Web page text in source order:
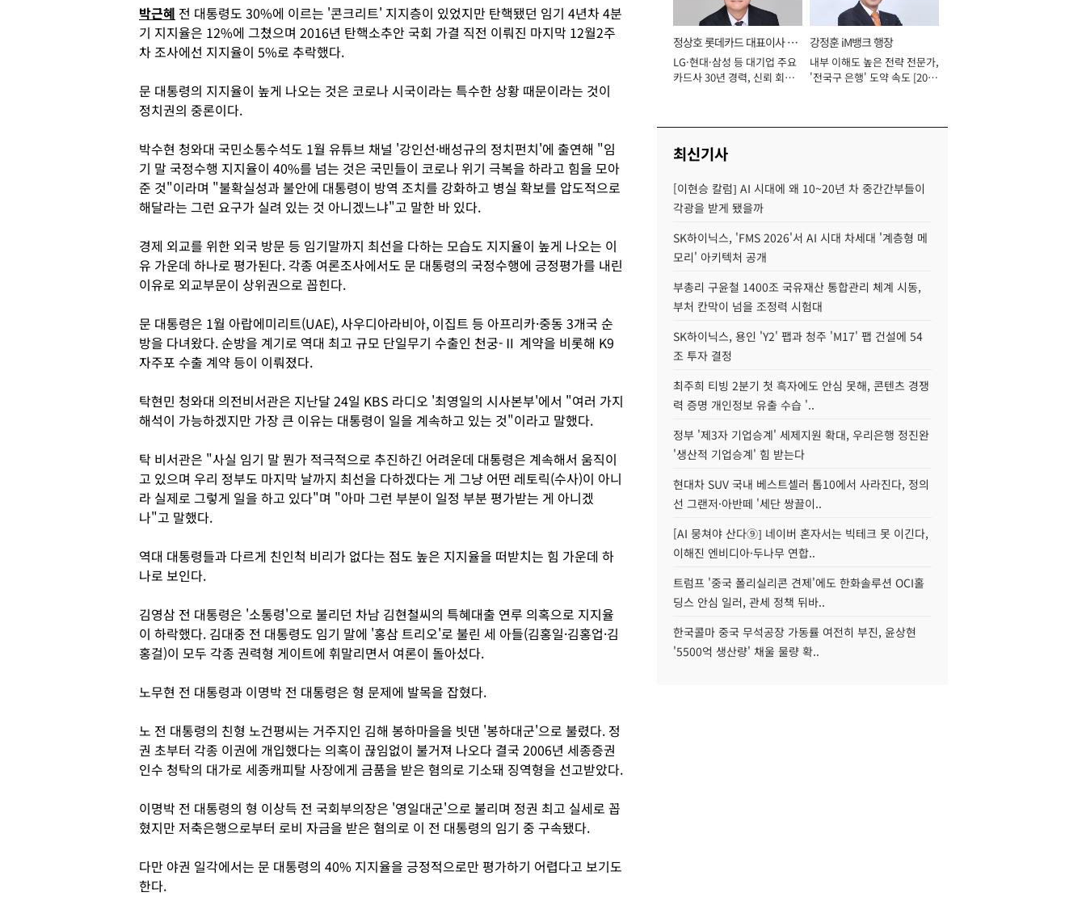
박근혜 전 대통령도 30%에 이르는 '콘크리트' 지지층이 있었지만 탄핵됐던 임기 4년차 4분
기 지지율은 12%에 그쳤으며 2016년 탄핵소추안 국회 가결 직전 이뤄진 마지막 12월2주
차 조사에선 지지율이 5%로 추락했다.
문 대통령의 지지율이 높게 나오는 것은 코로나 시국이라는 특수한 상황 때문이라는 것이
정치권의 중론이다.
박수현 청와대 국민소통수석도 1월 유튜브 채널 '강인선·배성규의 정치펀치'에 출연해 "임
기 말 국정수행 지지율이 40%를 넘는 것은 국민들이 코로나 위기 극복을 하라고 힘을 모아
준 것"이라며 "불확실성과 불안에 대통령이 방역 조치를 강화하고 병실 확보를 압도적으로
해달라는 그런 요구가 실려 있는 것 아니겠느냐"고 말한 바 있다.
경제 외교를 위한 외국 방문 등 임기말까지 최선을 다하는 모습도 지지율이 높게 나오는 이
유 가운데 하나로 평가된다. 각종 여론조사에서도 문 대통령의 국정수행에 긍정평가를 내린
이유로 외교부문이 상위권으로 꼽힌다.
문 대통령은 1월 아랍에미리트(UAE), 사우디아라비아, 이집트 등 아프리카·중동 3개국 순
방을 다녀왔다. 순방을 계기로 역대 최고 규모 단일무기 수출인 천궁-Ⅱ 계약을 비롯해 K9
자주포 수출 계약 등이 이뤄졌다.
탁현민 청와대 의전비서관은 지난달 24일 KBS 라디오 '최영일의 시사본부'에서 "여러 가지
해석이 가능하겠지만 가장 큰 이유는 대통령이 일을 계속하고 있는 것"이라고 말했다.
탁 비서관은 "사실 임기 말 뭔가 적극적으로 추진하긴 어려운데 대통령은 계속해서 움직이
고 있으며 우리 정부도 마지막 날까지 최선을 다하겠다는 게 그냥 어떤 레토릭(수사)이 아니
라 실제로 그렇게 일을 하고 있다"며 "아마 그런 부분이 일정 부분 평가받는 게 아니겠
나"고 말했다.
역대 대통령들과 다르게 친인척 비리가 없다는 점도 높은 지지율을 떠받치는 힘 가운데 하
나로 보인다.
김영삼 전 대통령은 '소통령'으로 불리던 차남 김현철씨의 특혜대출 연루 의혹으로 지지율
이 하락했다. 김대중 전 대통령도 임기 말에 '홍삼 트리오'로 불린 세 아들(김홍일·김홍업·김
홍걸)이 모두 각종 권력형 게이트에 휘말리면서 여론이 돌아섰다.
노무현 전 대통령과 이명박 전 대통령은 형 문제에 발목을 잡혔다.
노 전 대통령의 친형 노건평씨는 거주지인 김해 봉하마을을 빗댄 '봉하대군'으로 불렸다. 정
권 초부터 각종 이권에 개입했다는 의혹이 끊임없이 불거져 나오다 결국 2006년 세종증권
인수 청탁의 대가로 세종캐피탈 사장에게 금품을 받은 혐의로 기소돼 징역형을 선고받았다.
이명박 전 대통령의 형 이상득 전 국회부의장은 '영일대군'으로 불리며 정권 최고 실세로 꼽
혔지만 저축은행으로부터 로비 자금을 받은 혐의로 이 전 대통령의 임기 중 구속됐다.
다만 야권 일각에서는 문 대통령의 40% 지지율을 긍정적으로만 평가하기 어렵다고 보기도
한다.
정상호 롯데카드 대표이사 사
장
LG·현대·삼성 등 대기업 주요
카드사 30년 경력, 신뢰 회복
강정훈 iM뱅크 행장
내부 이해도 높은 전략 전문가,
'전국구 은행' 도약 속도 [2026
최신기사
[이현승 칼럼] AI 시대에 왜 10~20년 차 중간간부들이
각광을 받게 됐을까
SK하이닉스, 'FMS 2026'서 AI 시대 차세대 '계층형 메
모리' 아키텍처 공개
부총리 구윤철 1400조 국유재산 통합관리 체계 시동,
부처 칸막이 넘을 조정력 시험대
SK하이닉스, 용인 'Y2' 팹과 청주 'M17' 팹 건설에 54
조 투자 결정
최주희 티빙 2분기 첫 흑자에도 안심 못해, 콘텐츠 경쟁
력 증명 개인정보 유출 수습 '..
정부 '제3자 기업승계' 세제지원 확대, 우리은행 정진완
'생산적 기업승계' 힘 받는다
현대차 SUV 국내 베스트셀러 톱10에서 사라진다, 정의
선 그랜저·아반떼 '세단 쌍끌이..
[AI 뭉쳐야 산다⑨] 네이버 혼자서는 빅테크 못 이긴다,
이해진 엔비디아·두나무 연합..
트럼프 '중국 폴리실리콘 견제'에도 한화솔루션 OCI홀
딩스 안심 일러, 관세 정책 뒤바..
한국콜마 중국 무석공장 가동률 여전히 부진, 윤상현
'5500억 생산량' 채울 물량 확..